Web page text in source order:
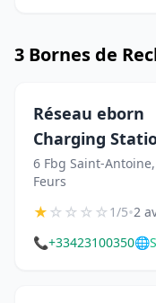
3 Bornes de
Réseau eborn
Charging
6 Fbg Saint-
Feurs
★☆☆☆☆1/5•2
📞+33423100350🌐